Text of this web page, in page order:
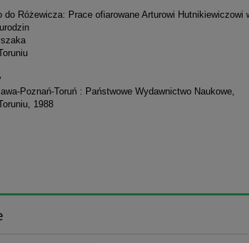
do Różewicza: Prace ofiarowane Arturowi Hutnikiewiczowi
Poznań-Toruń : Państwowe Wydawnictwo Naukowe,
1988